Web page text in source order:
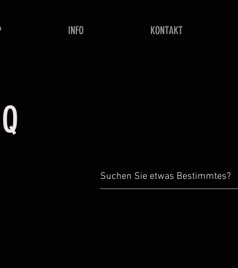
INFO KONTAKT